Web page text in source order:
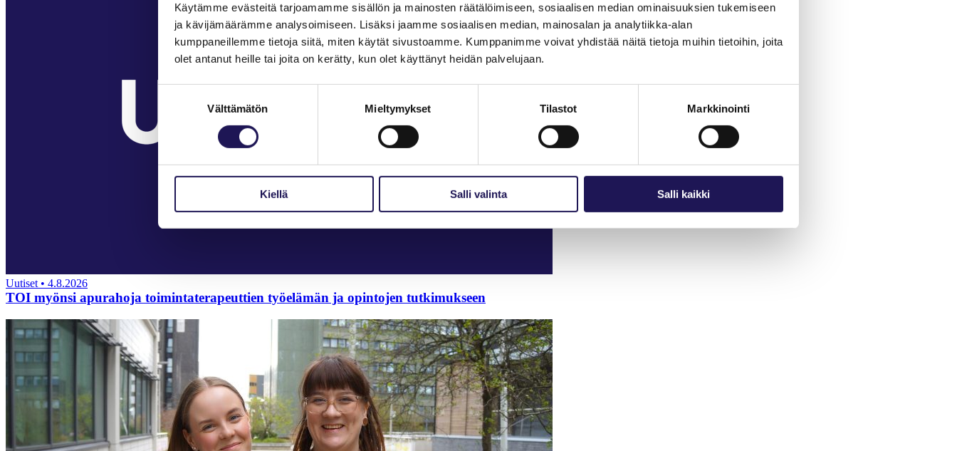
Käytämme evästeitä tarjoamamme sisällön ja mainosten räätälöimiseen, sosiaalisen median ominaisuuksien tukemiseen
ja kävijämäärämme analysoimiseen. Lisäksi jaamme sosiaalisen median, mainosalan ja analytiikka-alan
kumppaneillemme tietoja siitä, miten käytät sivustoamme. Kumppanimme voivat yhdistää näitä tietoja muihin tietoihin, joita
olet antanut heille tai joita on kerätty, kun olet käyttänyt heidän palvelujaan.
Välttämätön Mieltymykset Tilastot Markkinointi
Kiellä Salli valinta Salli kaikki
Uutiset • 4.8.2026
TOI myönsi apurahoja toimintaterapeuttien työelämän ja opintojen tutkimukseen